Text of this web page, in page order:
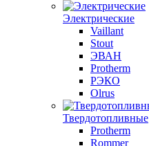
Электрические
Vaillant
Stout
ЭВАН
Protherm
РЭКО
Olrus
Твердотопливные
Protherm
Rommer